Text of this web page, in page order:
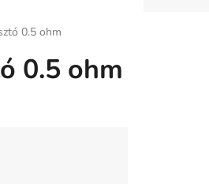
0.5 ohm
0.5 ohm